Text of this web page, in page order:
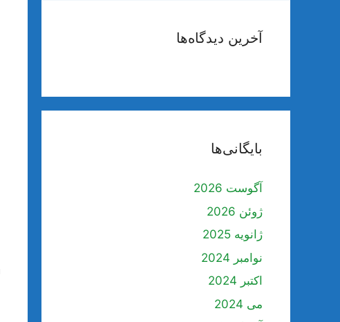
آخرین دیدگاه‌ها
بایگانی‌ها
آگوست 2026
ژوئن 2026
ژانویه 2025
نوامبر 2024
اکتبر 2024
می 2024